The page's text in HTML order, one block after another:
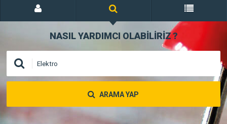
NASIL YARDIMCI OLABİLİRİZ?
ARAMA YAP